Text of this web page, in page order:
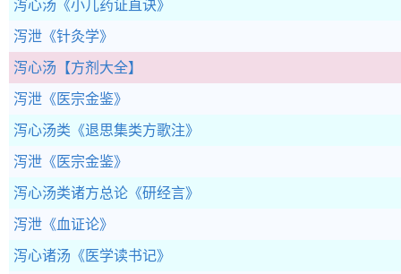
泻心汤 《小儿药证直诀》
泻泄 《针灸学》
泻心汤 【方剂大全】
泻泄 《医宗金鉴》
泻心汤类 《退思集类方歌注》
泻泄 《医宗金鉴》
泻心汤类诸方总论 《研经言》
泻泄 《血证论》
泻心诸汤 《医学读书记》